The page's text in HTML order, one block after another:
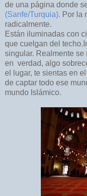
de una página donde
(Sanfe/Turquia). Por la
radicalmente.
Están iluminadas con
que cuelgan del
singular. Realmente se
en verdad, algo
el lugar, te sientas en
de captar todo ese
mundo Islámico.